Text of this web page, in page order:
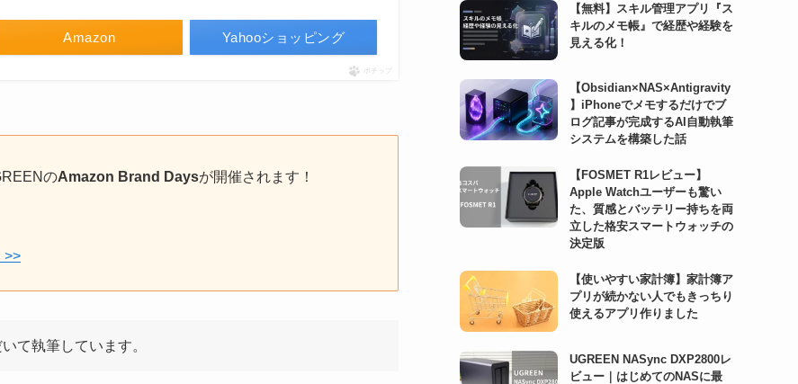
Amazon Yahooショッピング
ポチップ
のAmazon Brand Daysが開催されます！
>>
て執筆しています。
【無料】スキル管理アプリ『ス
キルのメモ帳』で経歴や経験を
見える化！
【Obsidian×NAS×Antigravity
】iPhoneでメモするだけでブ
ログ記事が完成するAI自動執筆
システムを構築した話
【FOSMET R1レビュー】
Apple Watchユーザーも驚い
た、質感とバッテリー持ちを両
立した格安スマートウォッチの
決定版
【使いやすい家計簿】家計簿ア
プリが続かない人でもきっちり
使えるアプリ作りました
UGREEN NASync DXP2800レ
ビュー｜はじめてのNASに最